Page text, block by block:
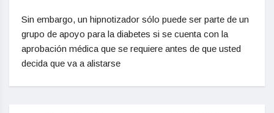
Sin embargo, un hipnotizador sólo puede ser parte de un
grupo de apoyo para la diabetes si se cuenta con la
aprobación médica que se requiere antes de que usted
decida que va a alistarse